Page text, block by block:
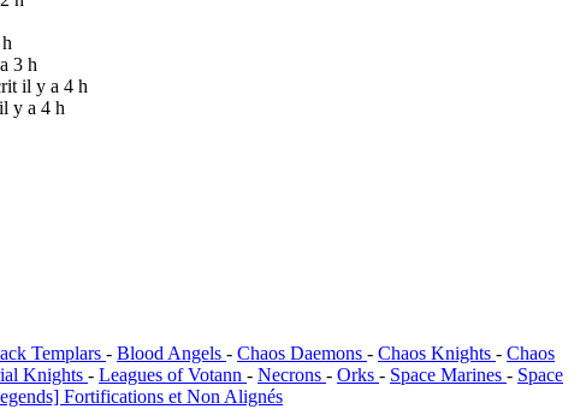
3 h
il y a 4 h
y a 4 h
Templars - Blood Angels - Chaos Daemons - Chaos Knights - Chaos
Knights - Leagues of Votann - Necrons - Orks - Space Marines - Space
Fortifications et Non Alignés